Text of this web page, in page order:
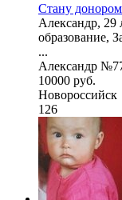
Стану донором
Александр, 29
образование,
...
Александр
10000 руб.
Новороссийск
126